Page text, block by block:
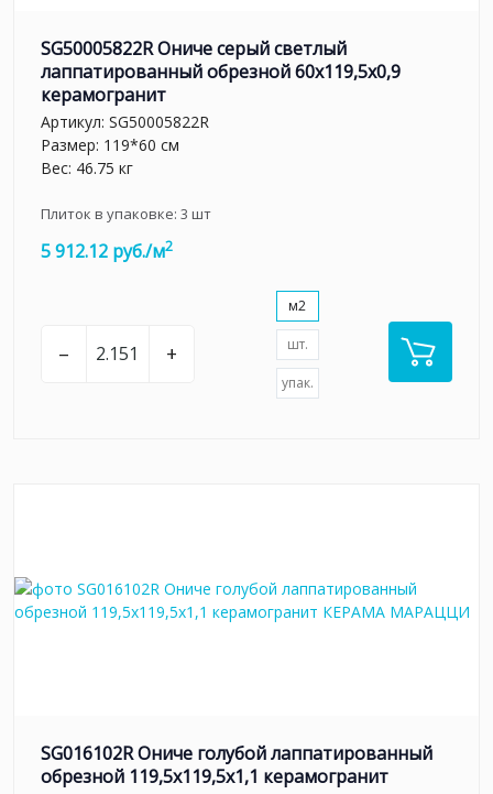
SG50005822R Ониче серый светлый
лаппатированный обрезной 60x119,5x0,9
керамогранит
Артикул: SG50005822R
Размер: 119*60 см
Вес: 46.75 кг
Плиток в упаковке: 3 шт
5 912.12 руб./м2
– +
м2
шт.
упак.
SG016102R Ониче голубой лаппатированный
обрезной 119,5x119,5x1,1 керамогранит